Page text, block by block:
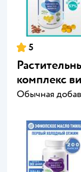
5
комплекс
Обычная